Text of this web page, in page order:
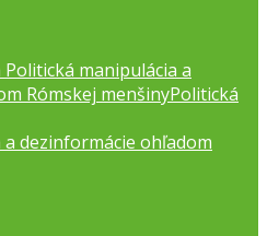
manipulácia a
Rómskej menšinyPolitická
dezinformácie ohľadom